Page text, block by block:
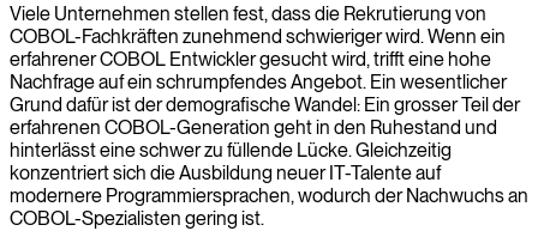
Viele Unternehmen stellen fest, dass die Rekrutierung von
COBOL-Fachkräften zunehmend schwieriger wird. Wenn ein
erfahrener COBOL Entwickler gesucht wird, trifft eine hohe
Nachfrage auf ein schrumpfendes Angebot. Ein wesentlicher
Grund dafür ist der demografische Wandel: Ein grosser Teil der
erfahrenen COBOL-Generation geht in den Ruhestand und
hinterlässt eine schwer zu füllende Lücke. Gleichzeitig
konzentriert sich die Ausbildung neuer IT-Talente auf
modernere Programmiersprachen, wodurch der Nachwuchs an
COBOL-Spezialisten gering ist.